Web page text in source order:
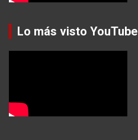
Lo más visto YouTube